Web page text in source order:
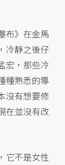
布》在金馬
冷靜之後仔
宏，那些冷
種熟悉的導
沒有想要修
在並沒有改
它不是女性